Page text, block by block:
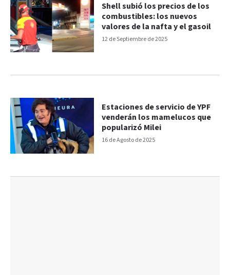
12 de Septiembre de 2025
Shell subió los precios de los
combustibles: los nuevos
valores de la nafta y el gasoil
16 de Agosto de 2025
Estaciones de servicio de YPF
venderán los mamelucos que
popularizó Milei